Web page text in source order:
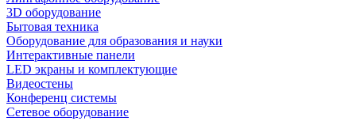
3D оборудование
Бытовая техника
Оборудование для образования и науки
Интерактивные панели
LED экраны и комплектующие
Видеостены
Конференц системы
Сетевое оборудование